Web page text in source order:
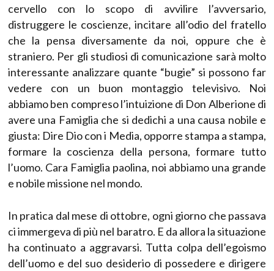
cervello con lo scopo di avvilire l’avversario,
distruggere le coscienze, incitare all’odio del fratello
che la pensa diversamente da noi, oppure che è
straniero. Per gli studiosi di comunicazione sarà molto
interessante analizzare quante “bugie” si possono far
vedere con un buon montaggio televisivo. Noi
abbiamo ben compreso l’intuizione di Don Alberione di
avere una Famiglia che si dedichi a una causa nobile e
giusta: Dire Dio con i Media, opporre stampa a stampa,
formare la coscienza della persona, formare tutto
l’uomo. Cara Famiglia paolina, noi abbiamo una grande
e nobile missione nel mondo.
In pratica dal mese di ottobre, ogni giorno che passava
ci immergeva di più nel baratro. E da allora la situazione
ha continuato a aggravarsi. Tutta colpa dell’egoismo
dell’uomo e del suo desiderio di possedere e dirigere